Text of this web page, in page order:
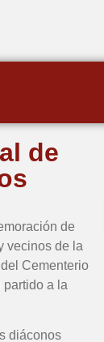
de
de
vecinos de la
Cementerio
a la
diáconos